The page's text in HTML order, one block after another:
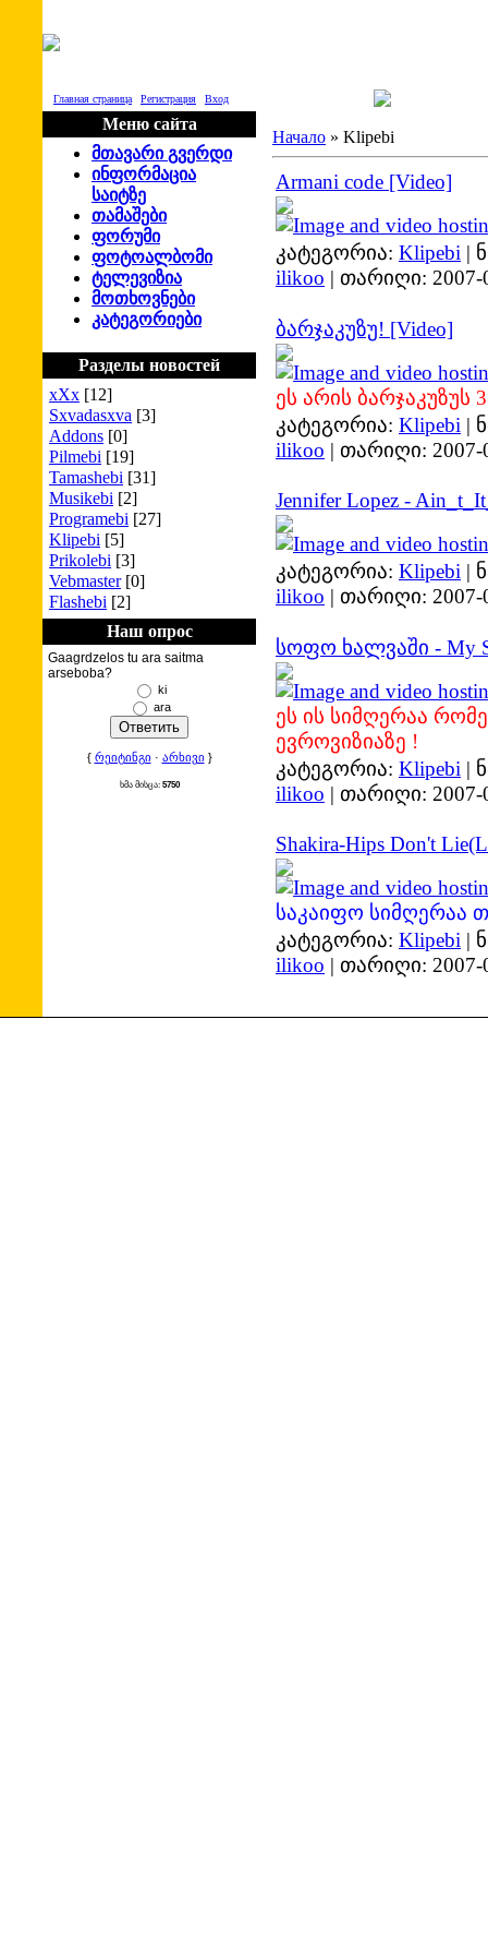
Главная страница Регистрация Вход
Меню сайта
მთავარი გვერდი
ინფორმაცია
საიტზე
თამაშები
ფორუმი
ფოტოალბომი
ტელევიზია
მოთხოვნები
კატეგორიები
Разделы новостей
xXx [12]
Sxvadasxva [3]
Addons [0]
Pilmebi [19]
Tamashebi [31]
Musikebi [2]
Programebi [27]
Klipebi [5]
Prikolebi [3]
Vebmaster [0]
Flashebi [2]
Наш опрос
Gaagrdzelos tu ara saitma
arseboba?
ki
ara
{ რეიტინგი· არხივი}
ხმა მისცა: 5750
Начало » Klipebi
Armani code [Video]
კატეგორია: Klipebi |
ilikoo | თარიღი: 2007-
ბარჯაკუზუ! [Video]
ეს არის ბარჯაკუზუს
კატეგორია: Klipebi |
ilikoo | თარიღი: 2007-
Jennifer Lopez -
კატეგორია: Klipebi |
ilikoo | თარიღი: 2007-
სოფო ხალვაში - My
ეს ის სიმღერაა
ევროვიზიაზე !
კატეგორია: Klipebi |
ilikoo | თარიღი: 2007-
Shakira-Hips Don't
საკაიფო სიმღერაა
კატეგორია: Klipebi |
ilikoo | თარიღი: 2007-